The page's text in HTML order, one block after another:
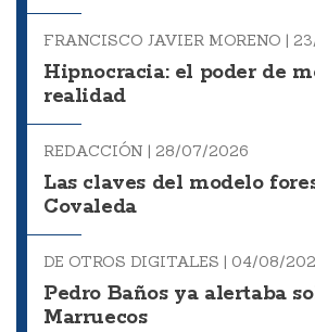
FRANCISCO JAVIER MORENO |
Hipnocracia: el poder de
realidad
REDACCIÓN | 28/07/2026
Las claves del modelo
Covaleda
DE OTROS DIGITALES | 04/08/
Pedro Baños ya alertaba
Marruecos